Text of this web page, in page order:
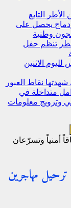
الأطر التابع
يحصل على
وطنية
تنظم حفل
الاثنين
نقاط العبور
متداخلة في
وترويج معلومات
أمنياً وتسرّعان
ترحيل مهاجرين